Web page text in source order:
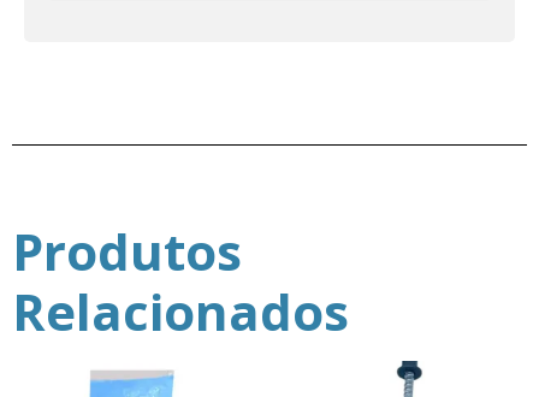
Produtos
Relacionados